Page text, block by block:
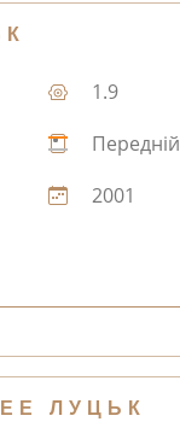
1.9
Передній
2001
ЛУЦЬК